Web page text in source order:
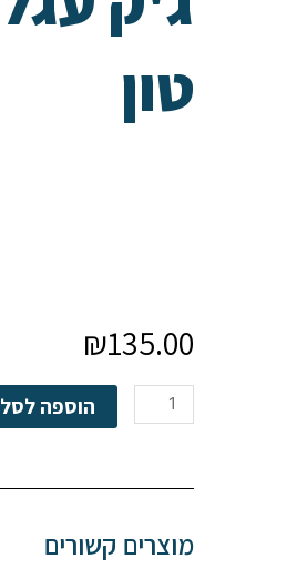
טון
₪135.00
כמות
של
טון
הוספה לסל
מוצרים קשורים